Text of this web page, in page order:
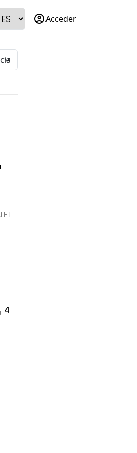
account_circleAcceder
4